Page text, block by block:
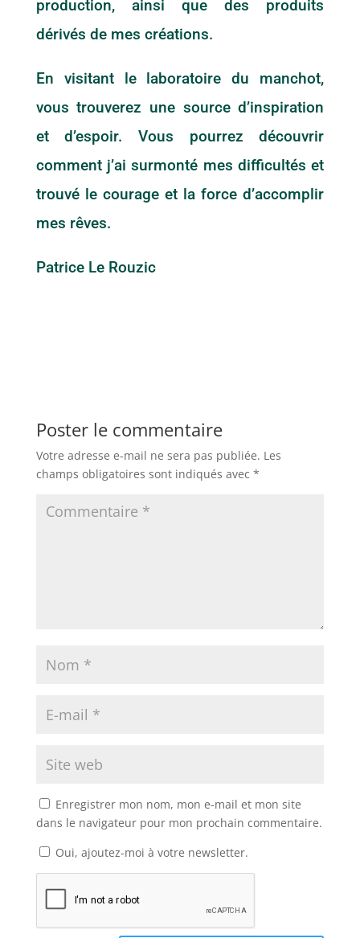
production, ainsi que des produits
dérivés de mes créations.
En visitant le laboratoire du manchot,
vous trouverez une source d’inspiration
et d’espoir. Vous pourrez découvrir
comment j’ai surmonté mes difficultés et
trouvé le courage et la force d’accomplir
mes rêves.
Patrice Le Rouzic
Poster le commentaire
Votre adresse e-mail ne sera pas publiée. Les
champs obligatoires sont indiqués avec *
Enregistrer mon nom, mon e-mail et mon site
dans le navigateur pour mon prochain commentaire.
Oui, ajoutez-moi à votre newsletter.